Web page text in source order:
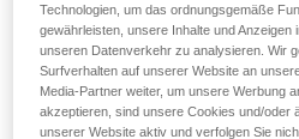
die Aufreißlänge des
vergrößern den Sturzraum.
Halten Sie das ASAP oder ASAP
oberhalb des Befestigungspunkts
Technologien, um das ordnungsgemäße
gewährleisten, unsere Inhalte und Anzeigen
unseren Datenverkehr zu analysieren. Wir
Surfverhalten auf unserer Website an
Media-Partner weiter, um unsere Werbung
akzeptieren, sind unsere Cookies und/oder
unserer Website aktiv und verfolgen Sie